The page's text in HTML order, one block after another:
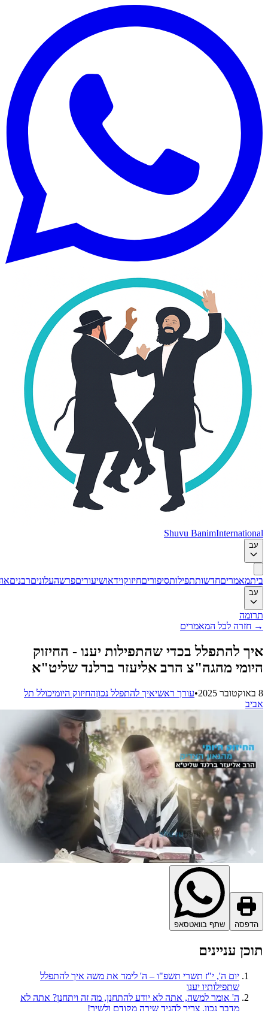
Shuvu Banim
מאמריםחדשותתפילותסיפוריםחיזוקוידאושיעוריםפרשהעלוניםרבניםאודות
חזרה לכל המאמרים
להתפלל בכדי שהתפילות יענו - החיזוק
מהגה"צ הרב אליעזר ברלנד שליט"א
•עורך ראשיאיך להתפלל נכוןהחיזוק היומיכולל תל
שתף בוואטסאפ
עניינים
יום ה', י"ז תשרי תשפ"ו – ה' לימד את משה איך להתפלל
שתפילותיו יענו
ה' אומר למשה, אתה לא יודע להתחנן, מה זה ויתחנן? אתה לא
מדבר נכון, צריך להגיד שירה מקודם ולשיר!